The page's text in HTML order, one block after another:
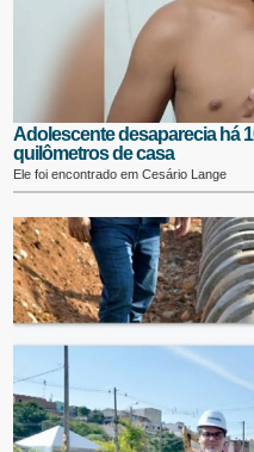
Adolescente desaparecia há
quilômetros de casa
Ele foi encontrado em Cesário Lange